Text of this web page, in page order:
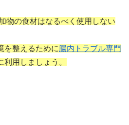
物の食材はなるべく使用しない
を整えるために腸内トラブル専門
利用しましょう。